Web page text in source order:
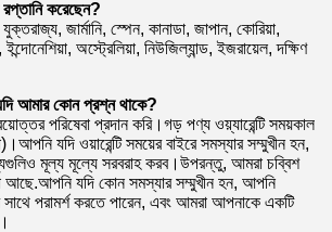
করেছেন?
জার্মানি, স্পেন, কানাডা, জাপান, কোরিয়া,
ইন্দোনেশিয়া, অস্ট্রেলিয়া, নিউজিল্যান্ড, ইজরায়েল, দক্ষিণ
আমার কোন প্রশ্ন থাকে?
পরিষেবা প্রদান করি।গড় পণ্য ওয়্যারেন্টি সময়কাল
যদি ওয়ারেন্টি সময়ের বাইরে সমস্যার সম্মুখীন হন,
মূল্য মূল্যে সরবরাহ করব।উপরন্তু, আমরা চব্বিশ
আছে.আপনি যদি কোন সমস্যার সম্মুখীন হন, আপনি
সাথে পরামর্শ করতে পারেন, এবং আমরা আপনাকে একটি